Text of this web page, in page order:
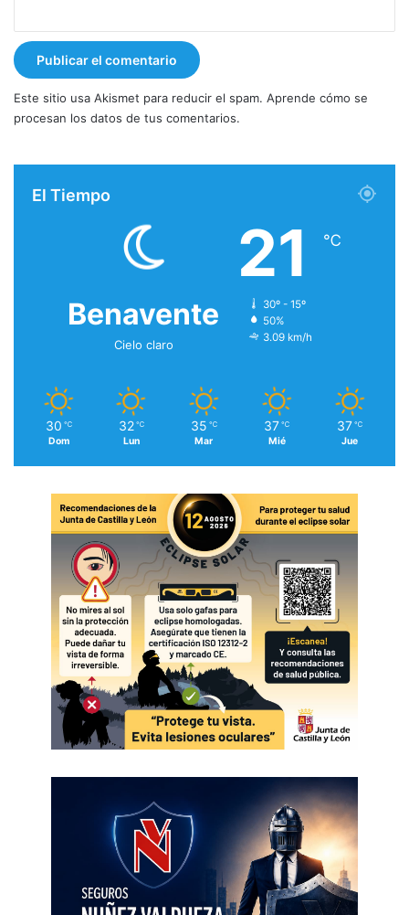
Este sitio usa Akismet para reducir el spam. Aprende cómo se
procesan los datos de tus comentarios.
El Tiempo
Benavente
Cielo claro
21 ℃
30º - 15º
50%
3.09 km/h
30 ℃
Dom
32 ℃
Lun
35 ℃
Mar
37 ℃
Mié
37 ℃
Jue